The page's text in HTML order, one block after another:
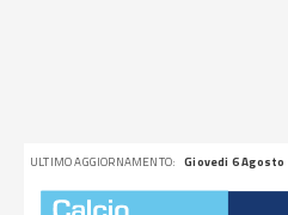
ULTIMO AGGIORNAMENTO: Giovedi 6